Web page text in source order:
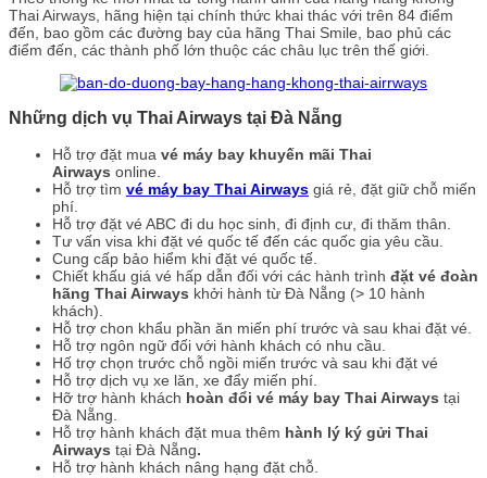
Thai Airways, hãng hiện tại chính thức khai thác với trên 84 điểm
đến, bao gồm các đường bay của hãng Thai Smile, bao phủ các
điểm đến, các thành phố lớn thuộc các châu lục trên thế giới.
Những dịch vụ Thai Airways tại Đà Nẵng
Hỗ trợ đặt mua vé máy bay khuyến mãi Thai
Airways online.
Hỗ trợ tìm vé máy bay Thai Airways giá rẻ, đặt giữ chỗ miến
phí.
Hỗ trợ đặt vé ABC đi du học sinh, đi định cư, đi thăm thân.
Tư vấn visa khi đặt vé quốc tế đến các quốc gia yêu cầu.
Cung cấp bảo hiểm khi đặt vé quốc tế.
Chiết khấu giá vé hấp dẫn đối với các hành trình đặt vé đoàn
hãng Thai Airways khởi hành từ Đà Nẵng (> 10 hành
khách).
Hỗ trợ chon khẩu phần ăn miến phí trước và sau khai đặt vé.
Hỗ trợ ngôn ngữ đối với hành khách có nhu cầu.
Hố trợ chọn trước chỗ ngồi miến trước và sau khi đặt vé
Hỗ trợ dịch vụ xe lăn, xe đẩy miến phí.
Hỡ trợ hành khách hoàn đổi vé máy bay Thai Airways tại
Đà Nẵng.
Hỗ trợ hành khách đặt mua thêm hành lý ký gửi Thai
Airways tại Đà Nẵng.
Hỗ trợ hành khách nâng hạng đặt chỗ.